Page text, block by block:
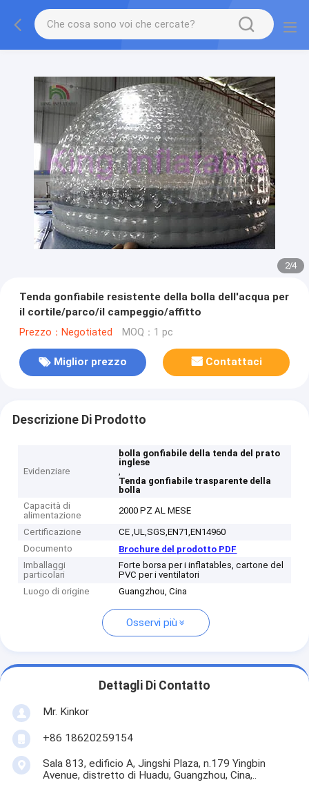
2/4
Tenda gonfiabile resistente della bolla dell'acqua per
il cortile/parco/il campeggio/affitto
Prezzo：Negotiated MOQ：1 pc
Miglior prezzo Contattaci
Descrizione Di Prodotto
Evidenziare
bolla gonfiabile della tenda del prato
inglese
,
Tenda gonfiabile trasparente della
bolla
Capacità di
alimentazione
2000 PZ AL MESE
Certificazione
CE ,UL,SGS,EN71,EN14960
Documento
Brochure del prodotto PDF
Imballaggi
particolari
Forte borsa per i inflatables, cartone del
PVC per i ventilatori
Luogo di origine
Guangzhou, Cina
Osservi più
Dettagli Di Contatto
Mr. Kinkor
+86 18620259154
Sala 813, edificio A, Jingshi Plaza, n.179 Yingbin
Avenue, distretto di Huadu, Guangzhou, Cina,..